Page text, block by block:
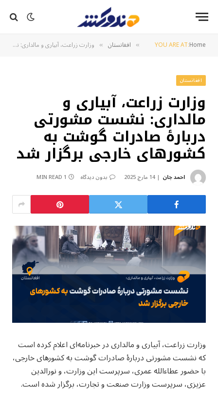
YOU ARE AT:Home
» افغانستان » وزارت زراعت، آبیاری و مالداری: نشست مشورتی دربارهٔ صادرات گوشت به کشورهای خارجی برگزار شد
افغانستان
وزارت زراعت، آبیاری و
مالداری: نشست مشورتی
دربارهٔ صادرات گوشت به
کشورهای خارجی برگزار شد
احمد جان 14 مارچ 2025 بدون دیدگاه 1 MIN READ
وزارت زراعت، آبیاری و مالداری در خبرنامه‌ای اعلام کرده است
که نشست مشورتی دربارهٔ صادرات گوشت به کشورهای خارجی،
با حضور عطاءالله عمری، سرپرست این وزارت، و نورالدین
عزیزی، سرپرست وزارت صنعت و تجارت، برگزار شده است.